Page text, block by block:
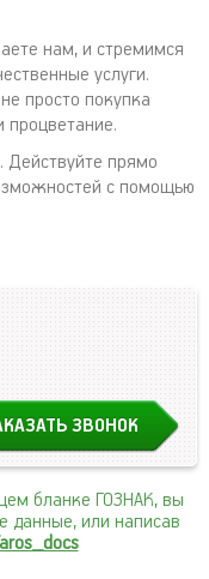
нам, и стремимся
услуги.
просто покупка
процветание.
Действуйте прямо
с помощью
бланке ГОЗНАК, вы
данные, или написав